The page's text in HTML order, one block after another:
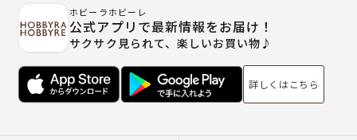
ホビーラホビーレ
公式アプリで最新情報をお届け！
サクサク見られて、楽しいお買い物♪
詳しくはこちら